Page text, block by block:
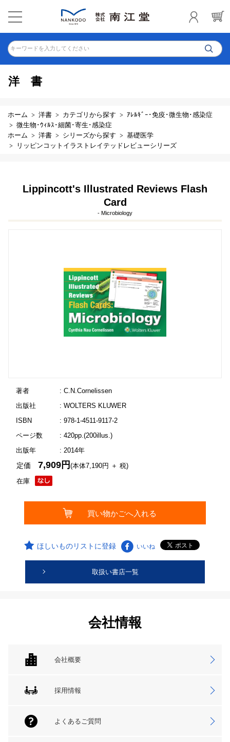
キーワードを入力してください
洋書
ホーム 洋書 カテゴリから探す
ｱﾚﾙｷﾞｰ･免疫･微生物･感染症
微生物･ｳｨﾙｽ･細菌･寄生･感染症
ホーム
洋書 シリーズから探す
基礎医学
リッピンコットイラストレイテッドレビューシリーズ
Lippincott's Illustrated Reviews Flash
Card
- Microbiology
著者
: C.N.Cornelissen
出版社
: WOLTERS KLUWER
ISBN
: 978-1-4511-9117-2
ページ数
: 420pp.(200illus.)
出版年
: 2014年
在庫
定価7,909円(本体7,190円 ＋ 税)
ほしいものリストに登録 いいね
取扱い書店一覧
会社情報
会社概要
採用情報
よくあるご質問